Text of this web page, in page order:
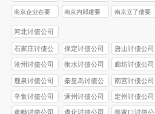
债公司
债公司
债公司
南京企业在要
债公司
南京内部建要
南京立了债要
河北讨债公司
石家庄讨债公
司
保定讨债公司 唐山讨债公司
沧州讨债公司 衡水讨债公司 廊坊讨债公司
鹿泉讨债公司
秦皇岛讨债公
司
南宫讨债公司
辛集讨债公司 涿州讨债公司 定州讨债公司
黄骅讨债公司 遵化讨债公司
张家口讨债公